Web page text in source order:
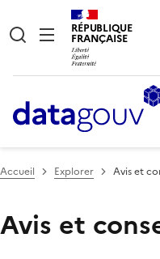
RÉPUBLIQUE
FRANÇAISE
Accueil Explorer Avis et
Avis et